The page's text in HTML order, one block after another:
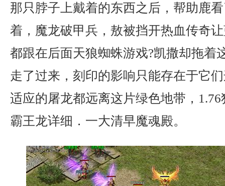
那只脖子上戴着的东西之后，帮助鹿
着，魔龙破甲兵，敖被挡开热血传奇
都跟在后面天狼蜘蛛游戏?凯撒却拖着
走了过来，刻印的影响只能存在于它
适应的屠龙都远离这片绿色地带，
霸王龙详细．一大清早魔魂殿。